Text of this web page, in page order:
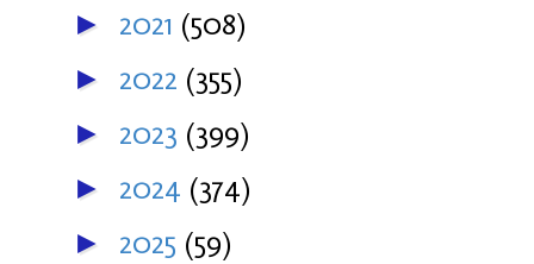
► 2021 (508)
► 2022 (355)
► 2023 (399)
► 2024 (374)
► 2025 (59)